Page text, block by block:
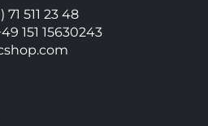
511 23 48
151 15630243
com